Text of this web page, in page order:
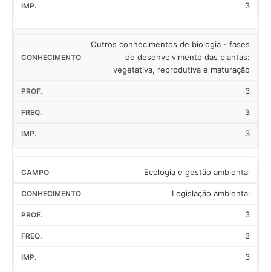
3
Outros conhecimentos de biologia - fases
de desenvolvimento das plantas:
vegetativa, reprodutiva e maturação
3
3
3
Ecologia e gestão ambiental
Legislação ambiental
3
3
3